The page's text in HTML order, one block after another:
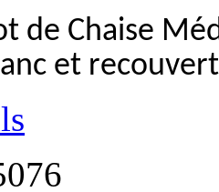
de Chaise
et